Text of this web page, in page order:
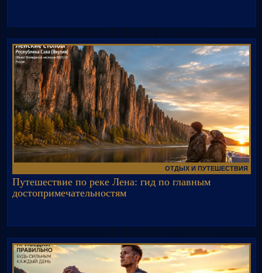
ОТДЫХ И ПУТЕШЕСТВИЯ
Путешествие по реке Лена: гид по главным
достопримечательностям